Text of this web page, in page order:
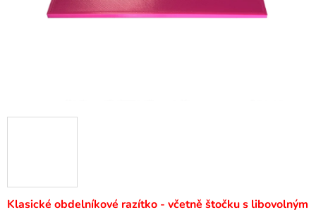
Klasické obdelníkové razítko - včetně štočku s libovolným